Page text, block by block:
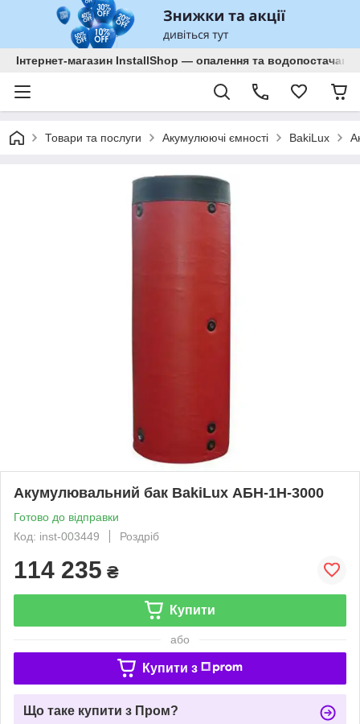
Інтернет-магазин InstallShop — опалення та водопостачання
Товари та послуги Акумулюючі ємності BakiLux
Акумулювальний бак BakiLux АБН-1Н-3000
Готово до відправки
Код: inst-003449
Роздріб
114 235 ₴
Купити
або
Купити з
Що таке купити з Пром?